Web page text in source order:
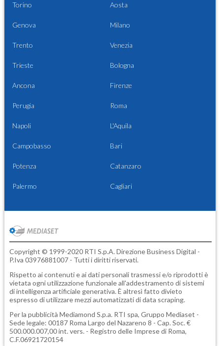
Torino Aosta
Genova Milano
Trento Venezia
Trieste Bologna
Ancona Firenze
Perugia Roma
Napoli L'Aquila
Campobasso Bari
Potenza Catanzaro
Palermo Cagliari
Copyright © 1999-2020 RTI S.p.A. Direzione Business Digital -
P.Iva 03976881007 - Tutti i diritti riservati.
Rispetto ai contenuti e ai dati personali trasmessi e/o riprodotti è
vietata ogni utilizzazione funzionale all'addestramento di sistemi
di intelligenza artificiale generativa. È altresì fatto divieto
espresso di utilizzare mezzi automatizzati di data scraping.
Per la pubblicità Mediamond S.p.a. RTI spa, Gruppo Mediaset -
Sede legale: 00187 Roma Largo del Nazareno 8 - Cap. Soc. €
500.000.007,00 int. vers. - Registro delle Imprese di Roma,
C.F.06921720154